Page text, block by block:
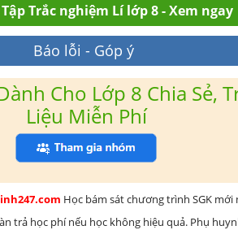
Trắc nghiệm Lí lớp 8 - Xem ngay
Báo lỗi - Góp ý
Cho Lớp 8 Chia Sẻ,
Liệu Miễn Phí
Học bám sát chương trình SGK mới
trả học phí nếu học không hiệu quả. Phụ